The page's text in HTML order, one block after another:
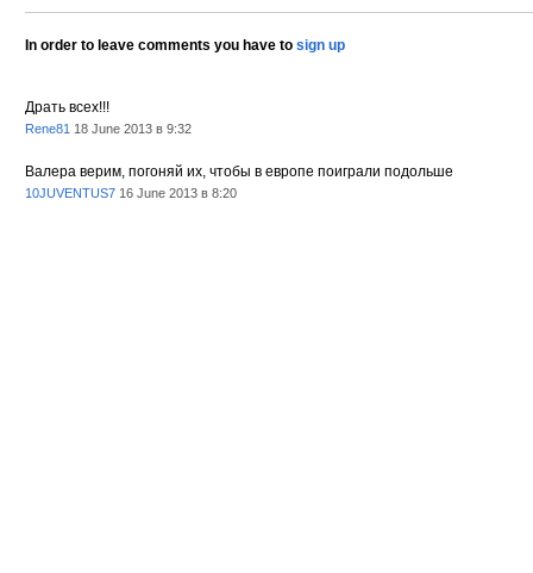
In order to leave comments you have to sign up
Драть всех!!!
Rene81 18 June 2013 в 9:32
Валера верим, погоняй их, чтобы в европе поиграли подольше
10JUVENTUS7 16 June 2013 в 8:20